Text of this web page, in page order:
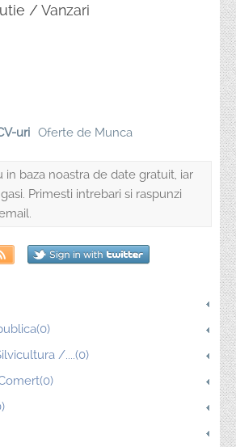
/ Vanzari
uri Oferte de Munca
in baza noastra de date gratuit, iar
Primesti intrebari si raspunzi
/....(0)